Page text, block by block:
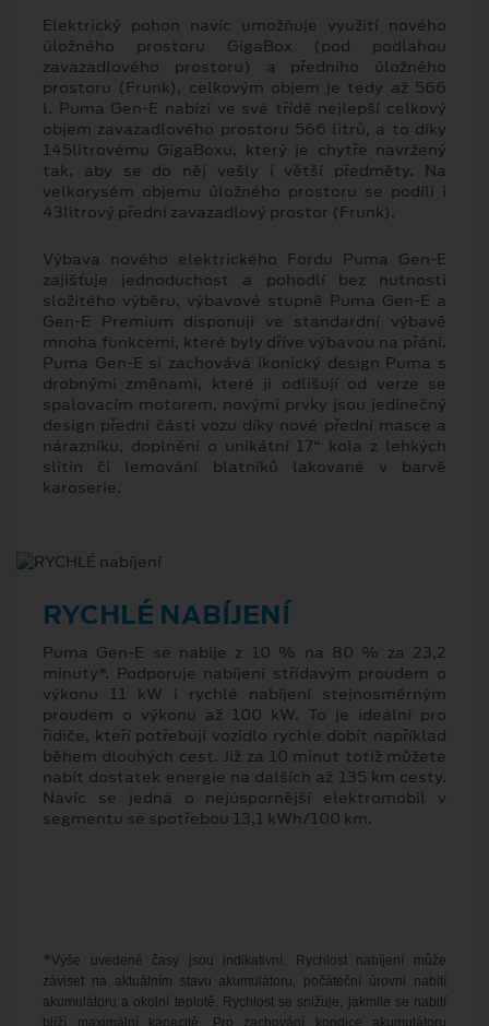
Elektrický pohon navíc umožňuje využití nového
úložného prostoru GigaBox (pod podlahou
zavazadlového prostoru) a předního úložného
prostoru (Frunk), celkovým objem je tedy až 566
l. Puma Gen-E nabízí ve své třídě nejlepší celkový
objem zavazadlového prostoru 566 litrů, a to díky
145litrovému GigaBoxu, který je chytře navržený
tak, aby se do něj vešly i větší předměty. Na
velkorysém objemu úložného prostoru se podílí i
43litrový přední zavazadlový prostor (Frunk).
Výbava nového elektrického Fordu Puma Gen-E
zajišťuje jednoduchost a pohodlí bez nutnosti
složitého výběru, výbavové stupně Puma Gen-E a
Gen-E Premium disponují ve standardní výbavě
mnoha funkcemi, které byly dříve výbavou na přání.
Puma Gen-E si zachovává ikonický design Puma s
drobnými změnami, které ji odlišují od verze se
spalovacím motorem, novými prvky jsou jedinečný
design přední části vozu díky nové přední masce a
nárazníku, doplnění o unikátní 17“ kola z lehkých
slitin či lemování blatníků lakované v barvě
karoserie.
RYCHLÉ NABÍJENÍ
Puma Gen-E se nabije z 10 % na 80 % za 23,2
minuty*. Podporuje nabíjení střídavým proudem o
výkonu 11 kW i rychlé nabíjení stejnosměrným
proudem o výkonu až 100 kW. To je ideální pro
řidiče, kteří potřebují vozidlo rychle dobít například
během dlouhých cest. Již za 10 minut totiž můžete
nabít dostatek energie na dalších až 135 km cesty.
Navíc se jedná o nejúspornější elektromobil v
segmentu se spotřebou 13,1 kWh/100 km.
*Výše uvedené časy jsou indikativní. Rychlost nabíjení může
záviset na aktuálním stavu akumulátoru, počáteční úrovni nabití
akumulátoru a okolní teplotě. Rychlost se snižuje, jakmile se nabití
blíží maximální kapacitě.
Pro zachování kondice akumulátoru